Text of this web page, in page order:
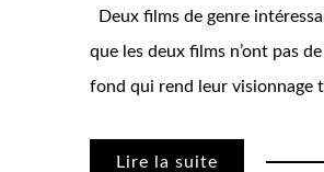
Deux films de genre
que les deux films n’ont pas
fond qui rend leur visionnage
Lire la suite